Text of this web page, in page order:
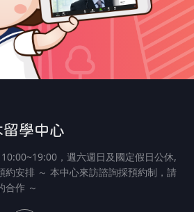
學中心
，週六週日及國定假日公休,
約安排 ～ 本中心來訪諮詢採預約制，請
合作 ～